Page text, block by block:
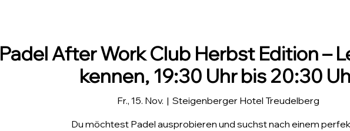
Padel After Work Club Herbst Edition –
kennen, 19:30 Uhr bis 20:30
Fr., 15. Nov.
  |
Steigenberger Hotel Treudelberg
Du möchtest Padel ausprobieren und suchst nach einem